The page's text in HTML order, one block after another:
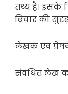
तथ्य है। इसके
बिचार की
लेखक एवं
संवंधित लेख